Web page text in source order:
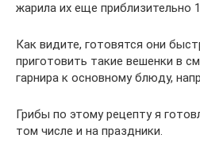
жарила их еще приблизительно
Как видите, готовятся они
приготовить такие вешенки в
гарнира к основному блюду,
Грибы по этому рецепту я
том числе и на праздники.